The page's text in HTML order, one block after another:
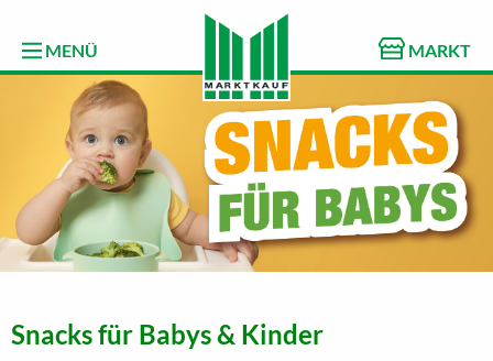
MENÜ MARKT
Snacks für Babys & Kinder